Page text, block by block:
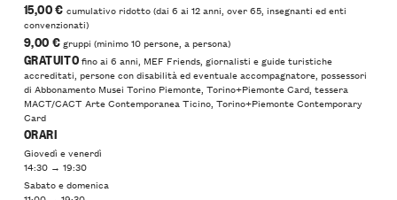
15,00 € cumulativo ridotto (dai 6 ai 12 anni, over 65, insegnanti ed enti
convenzionati)
9,00 €gruppi (minimo 10 persone, a persona)
GRATUITOfino ai 6 anni, MEF Friends, giornalisti e guide turistiche
accreditati, persone con disabilità ed eventuale accompagnatore, possessori
di Abbonamento Musei Torino Piemonte, Torino+Piemonte Card, tessera
MACT/CACT Arte Contemporanea Ticino, Torino+Piemonte Contemporary
Card
ORARI
Giovedì e venerdì
14:30 → 19:30
Sabato e domenica